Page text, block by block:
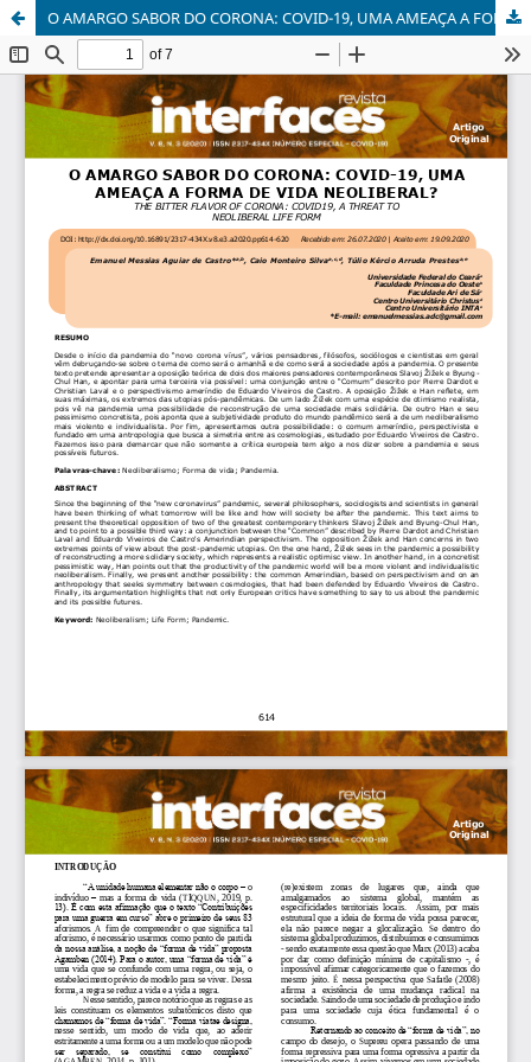
O AMARGO SABOR DO CORONA: COVID-19, UMA AMEAÇA A FORMA DE VIDA NEOLIBERAL?